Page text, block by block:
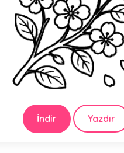
İndir Yazdır